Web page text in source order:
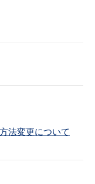
法変更について